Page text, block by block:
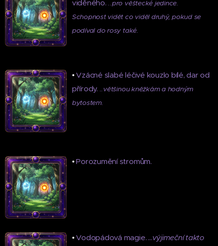
viděného...pro věštecké jedince.
Schopnost vidět co viděl druhý, pokud se
podíval do rosy také.
•Vzácné slabé léčivé kouzlo bílé, dar od
přírody. ..většinou kněžkám a hodným
bytostem.
•Porozumění stromům.
•Vodopádová magie...výjimeční takto